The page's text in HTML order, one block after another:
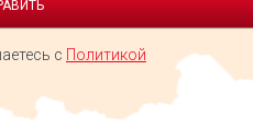
с Политикой